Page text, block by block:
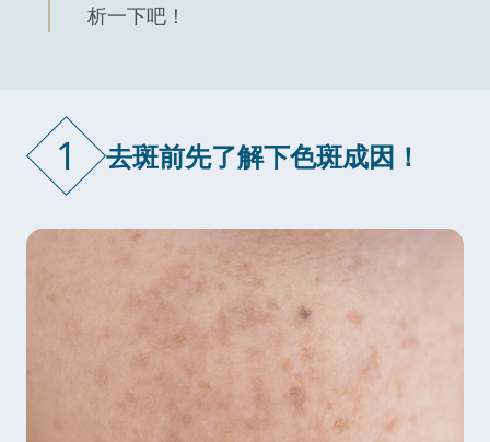
析一下吧！
1 去斑前先了解下色斑成因！